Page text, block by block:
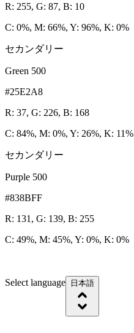
R: 255, G: 87, B: 10
C: 0%, M: 66%, Y: 96%, K: 0%
セカンダリー
Green 500
#25E2A8
R: 37, G: 226, B: 168
C: 84%, M: 0%, Y: 26%, K: 11%
セカンダリー
Purple 500
#838BFF
R: 131, G: 139, B: 255
C: 49%, M: 45%, Y: 0%, K: 0%
Select language 日本語